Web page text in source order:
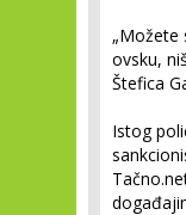
„Možete
ovsku,
Štefica
Istog